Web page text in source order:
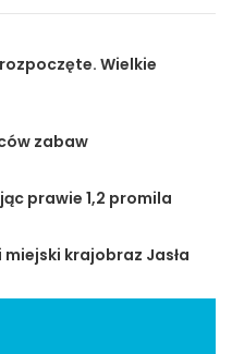
Wielkie
zabaw
prawie 1,2 promila
krajobraz Jasła